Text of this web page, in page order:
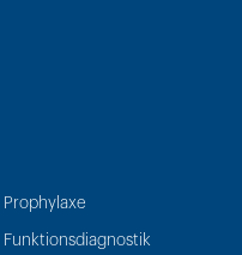
Prophylaxe
Funktionsdiagnostik